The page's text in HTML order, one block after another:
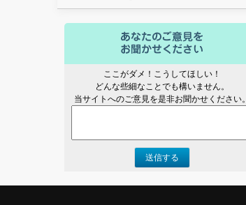
ここがダメ！こうしてほしい！
どんな些細なことでも構いません。
当サイトへのご意見を是非お聞かせください。
送信する